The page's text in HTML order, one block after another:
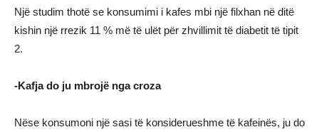
Një studim thotë se konsumimi i kafes mbi një filxhan në ditë
kishin një rrezik 11 % më të ulët për zhvillimit të diabetit të tipit
2.
-Kafja do ju mbrojë nga croza
Nëse konsumoni një sasi të konsiderueshme të kafeinës, ju do